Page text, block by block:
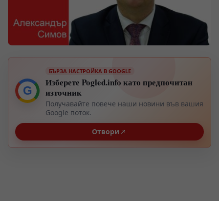
G
БЪРЗА НАСТРОЙКА В GOOGLE
Изберете Pogled.info като предпочитан
източник
Получавайте повече наши новини във вашия
Google поток.
Отвори